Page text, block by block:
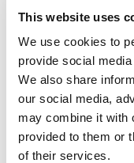
This website uses
We use cookies to
provide social
We also share
our social media,
may combine it with
provided to them or
of their services.
QUEM
Sobre mim
Contactos
Conta cliente
Recuperar